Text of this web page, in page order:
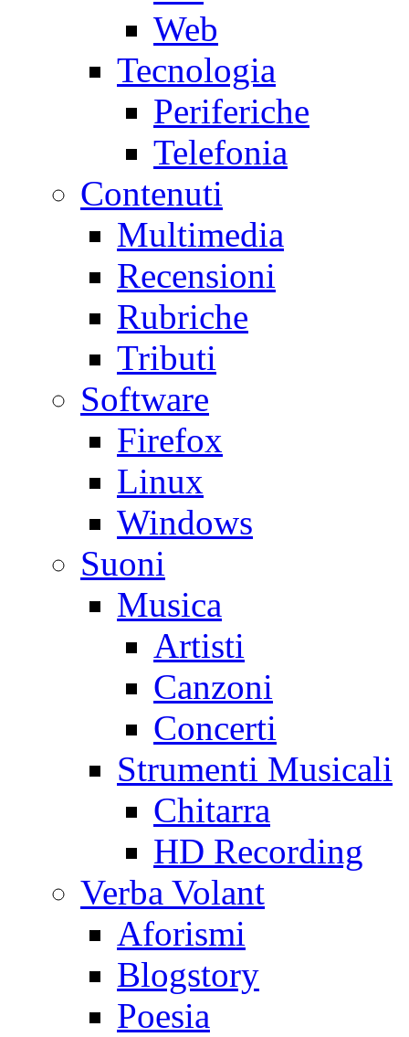
Web
Tecnologia
Periferiche
Telefonia
Contenuti
Multimedia
Recensioni
Rubriche
Tributi
Software
Firefox
Linux
Windows
Suoni
Musica
Artisti
Canzoni
Concerti
Strumenti Musicali
Chitarra
HD Recording
Verba Volant
Aforismi
Blogstory
Poesia